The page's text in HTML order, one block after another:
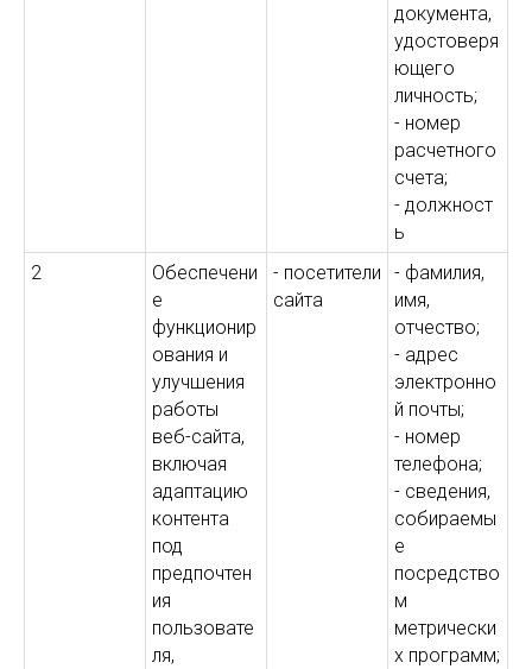
документа,
удостоверя
ющего
личность;
- номер
расчетного
счета;
- должност
ь
2
Обеспечени
е
функционир
ования и
улучшения
работы
веб-сайта,
включая
адаптацию
контента
под
предпочтен
ия
пользовате
ля,
- посетители
сайта
- фамилия,
имя,
отчество;
- адрес
электронно
й почты;
- номер
телефона;
- сведения,
собираемы
е
посредство
м
метрически
х программ;